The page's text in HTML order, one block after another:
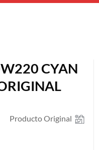
CYAN
Producto Original